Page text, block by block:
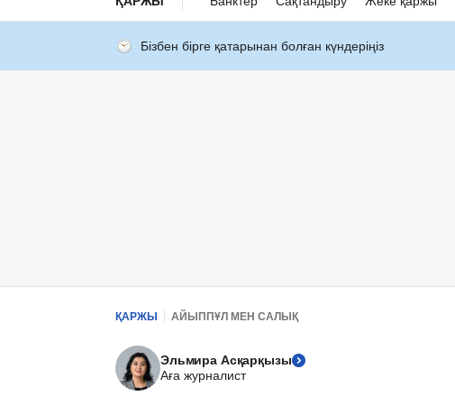
Бізбен бірге қатарынан болған күндеріңіз
ҚАРЖЫ АЙЫППҰЛ МЕН САЛЫҚ
Эльмира Асқарқызы
Аға журналист